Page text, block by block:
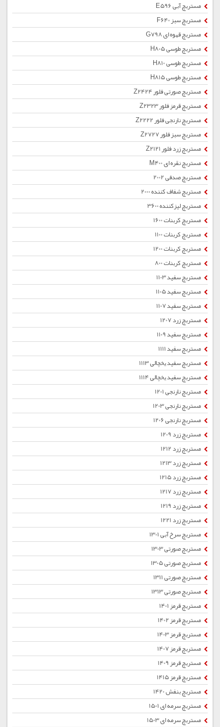
مستربچ آبی E596
مستربچ سبز F640
مستربچ قهوه ای G798
مستربچ طوسی H805
مستربچ طوسی H810
مستربچ طوسی H815
مستربچ صورتی فلور Z2424
مستربچ قرمز فلور Z2323
مستربچ نارنجی فلور Z2222
مستربچ سبز فلور Z2727
مستربچ زرد فلور Z2121
مستربچ نقره ای M400
مستربچ صدفی 2002
مستربچ شفاف کننده 2000
مستربچ لیزکننده 3600
مستربچ کربنات 1600
مستربچ کربنات 1100
مستربچ کربنات 1200
مستربچ کربنات 800
مستربچ سفید 1103
مستربچ سفید 1105
مستربچ سفید 1107
مستربچ زرد 1207
مستربچ سفید 1109
مستربچ سفید 1111
مستربچ سفید یخچالی 1113
مستربچ سفید یخچالی 1114
مستربچ نارنجی 1201
مستربچ نارنجی 1203
مستربچ نارنجی 1206
مستربچ زرد 1209
مستربچ زرد 1212
مستربچ زرد 1213
مستربچ زرد 1215
مستربچ زرد 1217
مستربچ زرد 1219
مستربچ زرد 1221
مستربچ سرخ آبی 1301
مستربچ صورتی 1303
مستربچ صورتی 1305
مستربچ صورتی 1311
مستربچ صورتی 1313
مستربچ قرمز 1401
مستربچ قرمز 1402
مستربچ قرمز 1403
مستربچ قرمز 1407
مستربچ قرمز 1409
مستربچ قرمز 1415
مستربچ بنفش 1420
مستربچ سرمه ای 1501
مستربچ سرمه ای 1503